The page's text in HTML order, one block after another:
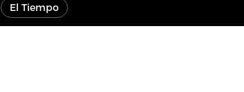
El Tiempo